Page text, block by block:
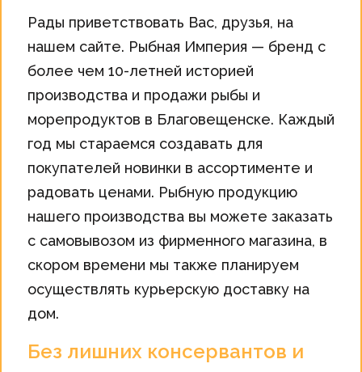
Рады приветствовать Вас, друзья, на
нашем сайте. Рыбная Империя — бренд с
более чем 10-летней историей
производства и продажи рыбы и
морепродуктов в Благовещенске. Каждый
год мы стараемся создавать для
покупателей новинки в ассортименте и
радовать ценами. Рыбную продукцию
нашего производства вы можете заказать
с самовывозом из фирменного магазина, в
скором времени мы также планируем
осуществлять курьерскую доставку на
дом.
Без лишних консервантов и